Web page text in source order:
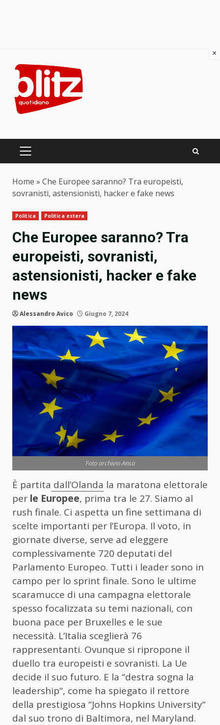
content
PRIMARY
Home » Che Europee saranno? Tra europeisti,
sovranisti, astensionisti, hacker e fake news
Politica Politica estera
Che Europee saranno? Tra
europeisti, sovranisti,
astensionisti, hacker e fake
news
Alessandro Avico Giugno 7, 2024
Foto archivio Ansa
È partita dall’Olanda la maratona elettorale
per le Europee, prima tra le 27. Siamo al
rush finale. Ci aspetta un fine settimana di
scelte importanti per l’Europa. Il voto, in
giornate diverse, serve ad eleggere
complessivamente 720 deputati del
Parlamento Europeo. Tutti i leader sono in
campo per lo sprint finale. Sono le ultime
scaramucce di una campagna elettorale
spesso focalizzata su temi nazionali, con
buona pace per Bruxelles e le sue
necessità. L’Italia sceglierà 76
rappresentanti. Ovunque si ripropone il
duello tra europeisti e sovranisti. La Ue
decide il suo futuro. E la “destra sogna la
leadership“, come ha spiegato il rettore
della prestigiosa “Johns Hopkins University“
dal suo trono di Baltimora, nel Maryland.
×